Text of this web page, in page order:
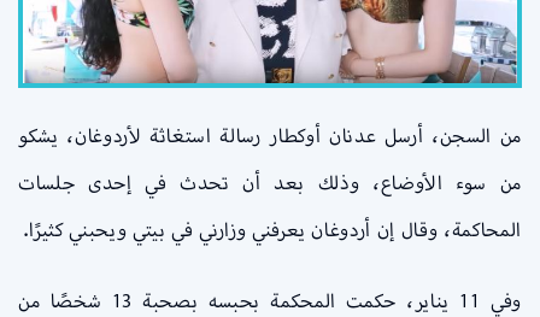
من السجن، أرسل عدنان أوكطار رسالة استغاثة لأردوغان، يشكو
من سوء الأوضاع، وذلك بعد أن تحدث في إحدى جلسات
المحاكمة، وقال إن أردوغان يعرفني وزارني في بيتي ويحبني كثيرًا.
وفي 11 يناير، حكمت المحكمة بحبسه بصحبة 13 شخصًا من